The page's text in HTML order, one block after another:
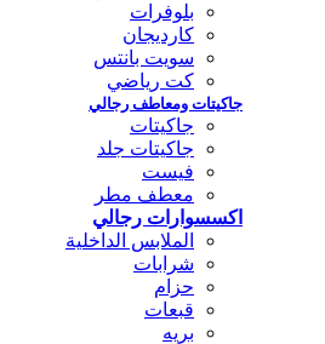
بلوفرات
كارديجان
سويت بانتس
كت رياضي
جاكيتات ومعاطف رجالي
جاكيتات
جاكيتات جلد
فيست
معطف مطر
اكسسوارات رجالي
الملابس الداخلية
شرابات
حزام
قبعات
بريه